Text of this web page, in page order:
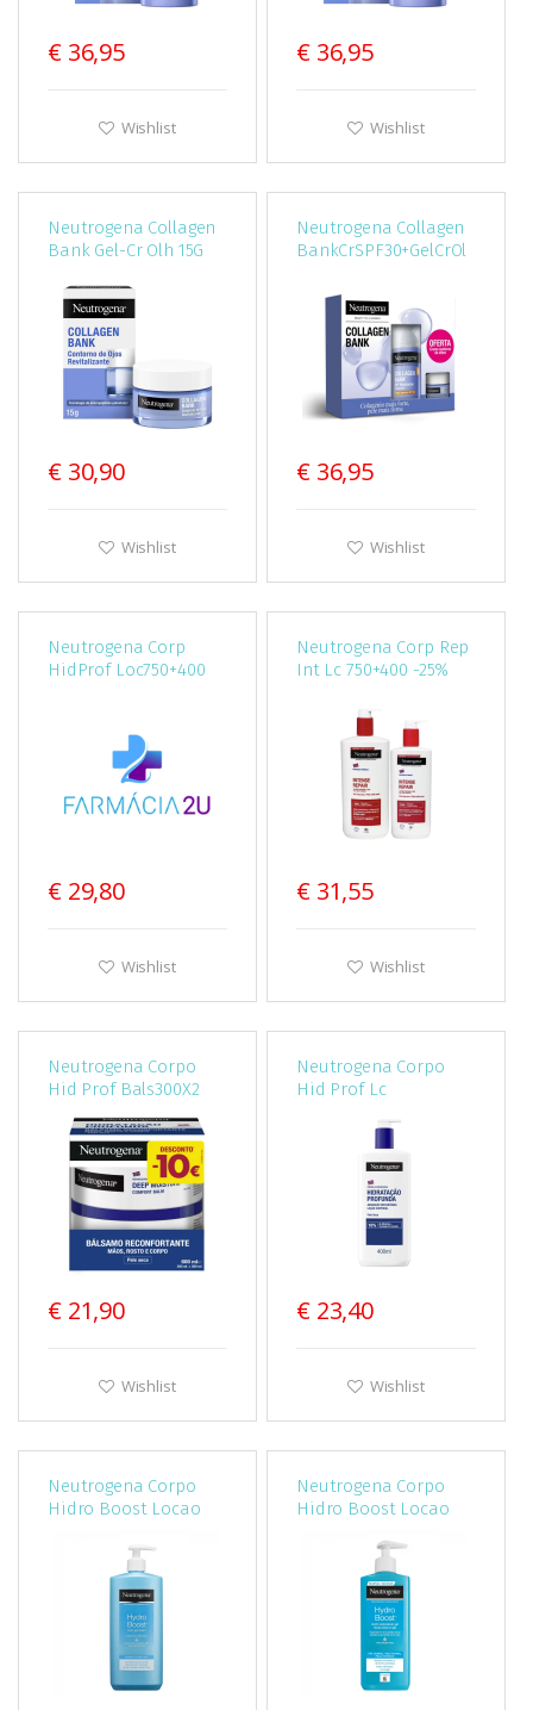
€ 36,95
Wishlist
€ 36,95
Wishlist
Neutrogena Collagen
Bank Gel-Cr Olh 15G
€ 30,90
Wishlist
Neutrogena Collagen
BankCrSPF30+GelCrOl
€ 36,95
Wishlist
Neutrogena Corp
HidProf Loc750+400
€ 29,80
Wishlist
Neutrogena Corp Rep
Int Lc 750+400 -25%
€ 31,55
Wishlist
Neutrogena Corpo
Hid Prof Bals300X2
€ 21,90
Wishlist
Neutrogena Corpo
Hid Prof Lc
€ 23,40
Wishlist
Neutrogena Corpo
Hidro Boost Locao
Neutrogena Corpo
Hidro Boost Locao
Hidratante 750Ml